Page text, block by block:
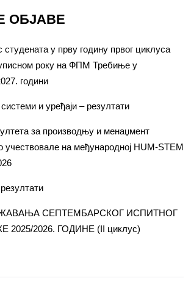
ОБЈАВЕ
у прву годину првог циклуса
року на ФПМ Требиње у
години
и уређаји – резултати
за производњу и менаџмент
учествовале на међународној HUM-STEM
СЕПТЕМБАРСКОГ ИСПИТНОГ
2026. ГОДИНЕ (II циклус)